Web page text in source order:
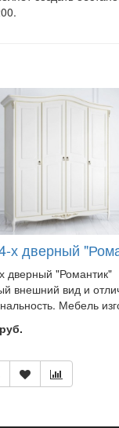
х дверный
дверный "Романтик"
внешний вид и
Мебель